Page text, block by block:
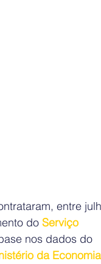
entre
do Serviço
nos dados do
da Economia